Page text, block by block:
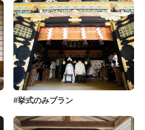
挙式のみプラン